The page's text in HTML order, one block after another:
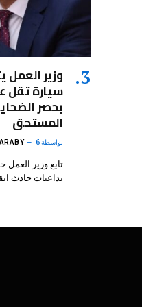
وزير العمل
سيارة تقل
بحصر
المستحق
بواسطة6 أغسطس، 2026
تابع وزير العمل
تداعيات حادث